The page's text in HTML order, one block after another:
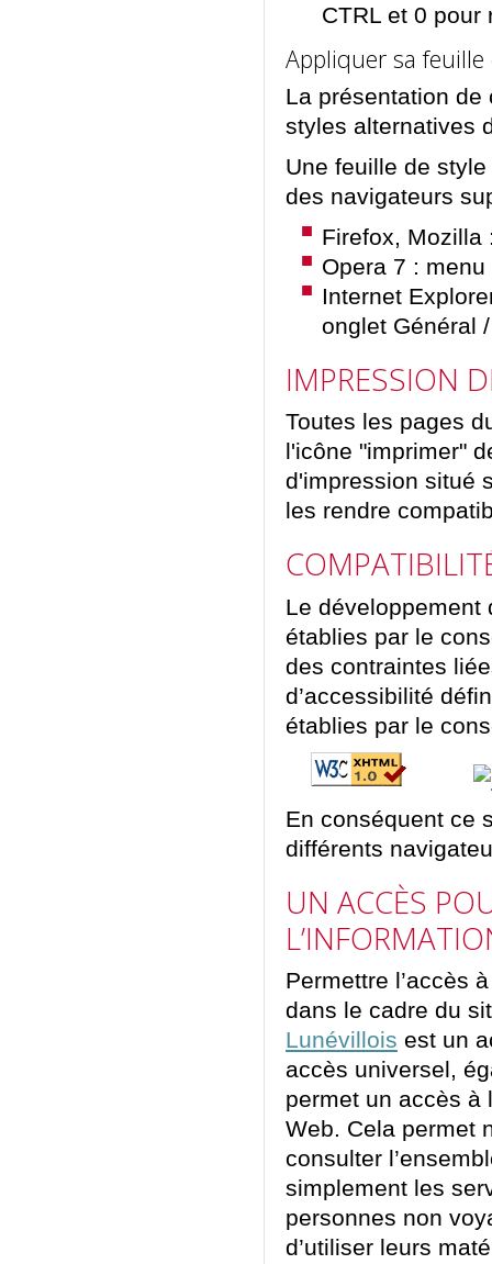
CTRL et 0
Appliquer sa
La présentation
styles alternatives
Une feuille de
des navigateurs
Firefox, Mozilla
Opera 7 :
Internet
onglet Général
IMPRESSION
Toutes les pages
l'icône "imprimer"
d'impression situé
les rendre
Le développement
établies par le
des contraintes
d’accessibilité
établies par le
En conséquent ce
différents
UN ACCÈS
Permettre l’accès
dans le cadre du
Lunévillois est un
accès universel,
permet un accès à
Web. Cela permet
consulter
simplement les
personnes non
d’utiliser leurs